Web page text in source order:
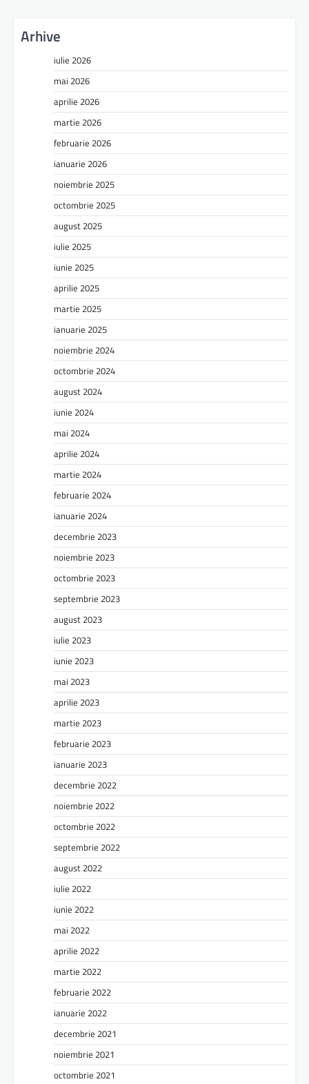
Arhive
iulie 2026
mai 2026
aprilie 2026
martie 2026
februarie 2026
ianuarie 2026
noiembrie 2025
octombrie 2025
august 2025
iulie 2025
iunie 2025
aprilie 2025
martie 2025
ianuarie 2025
noiembrie 2024
octombrie 2024
august 2024
iunie 2024
mai 2024
aprilie 2024
martie 2024
februarie 2024
ianuarie 2024
decembrie 2023
noiembrie 2023
octombrie 2023
septembrie 2023
august 2023
iulie 2023
iunie 2023
mai 2023
aprilie 2023
martie 2023
februarie 2023
ianuarie 2023
decembrie 2022
noiembrie 2022
octombrie 2022
septembrie 2022
august 2022
iulie 2022
iunie 2022
mai 2022
aprilie 2022
martie 2022
februarie 2022
ianuarie 2022
decembrie 2021
noiembrie 2021
octombrie 2021